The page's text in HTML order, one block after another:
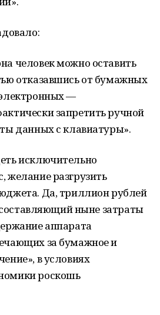
человек можно оставить
отказавшись от бумажных
—
запретить ручной
данных с клавиатуры».
исключительно
желание разгрузить
Да, триллион рублей
составляющий ныне затраты
аппарата
за бумажное и
в условиях
роскошь